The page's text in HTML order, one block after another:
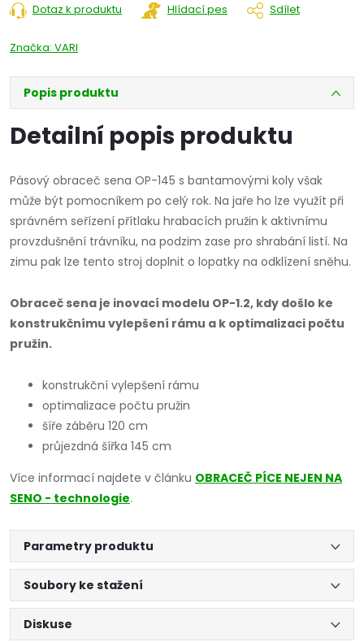
Dotaz k produktu Hlídací pes Sdílet
Značka: VARI
Popis produktu
Detailní popis produktu
Pásový obraceč sena OP-145 s bantamovými koly však
může být pomocníkem po celý rok. Na jaře ho lze využít při
správném seřízení přítlaku hrabacích pružin k aktivnímu
provzdušnění trávníku, na podzim zase pro shrabání listí. Na
zimu pak lze tento stroj doplnit o lopatky na odklízení sněhu.
Obraceč sena je inovací modelu OP-1.2, kdy došlo ke
konstrukčnímu vylepšení rámu a k optimalizaci počtu
pružin.
konstrukční vylepšení rámu
optimalizace počtu pružin
šíře záběru 120 cm
průjezdná šířka 145 cm
Více informací najdete v článku OBRACEČ PÍCE NEJEN NA
SENO - technologie.
Parametry produktu
Soubory ke stažení
Diskuse